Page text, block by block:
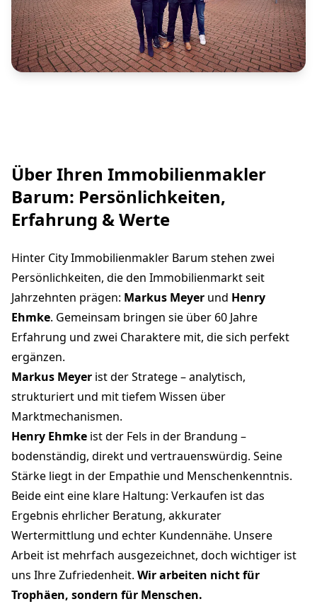
Über Ihren Immobilienmakler
Barum: Persönlichkeiten,
Erfahrung & Werte
Hinter City Immobilienmakler Barum stehen zwei
Persönlichkeiten, die den Immobilienmarkt seit
Jahrzehnten prägen: Markus Meyer und Henry
Ehmke. Gemeinsam bringen sie über 60 Jahre
Erfahrung und zwei Charaktere mit, die sich perfekt
ergänzen.
Markus Meyer ist der Stratege – analytisch,
strukturiert und mit tiefem Wissen über
Marktmechanismen.
Henry Ehmke ist der Fels in der Brandung –
bodenständig, direkt und vertrauenswürdig. Seine
Stärke liegt in der Empathie und Menschenkenntnis.
Beide eint eine klare Haltung: Verkaufen ist das
Ergebnis ehrlicher Beratung, akkurater
Wertermittlung und echter Kundennähe. Unsere
Arbeit ist mehrfach ausgezeichnet, doch wichtiger ist
uns Ihre Zufriedenheit. Wir arbeiten nicht für
Trophäen, sondern für Menschen.